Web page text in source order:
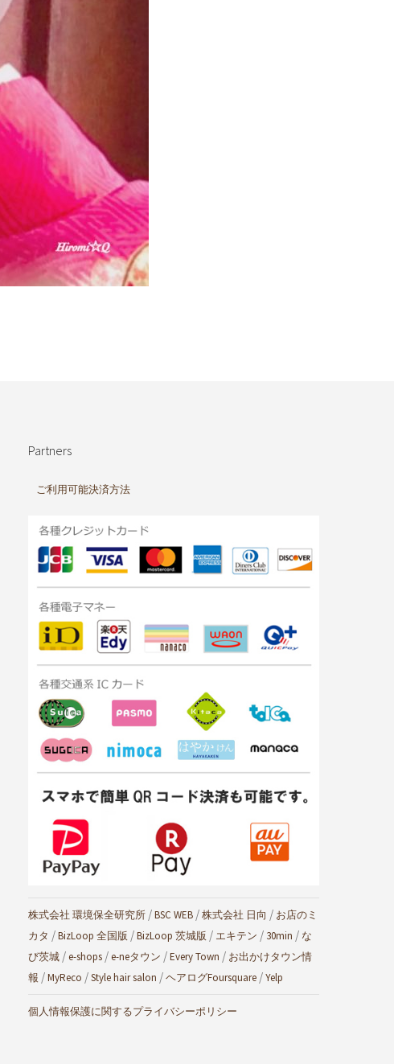
Partners
ご利用可能決済方法
株式会社 環境保全研究所/BSC WEB/株式会社 日向 / お店のミ
カタ /BizLoop 全国版 /BizLoop 茨城版 / エキテン / 30min / な
び茨城/e-shops/e-neタウン /Every Town / お出かけタウン情
報 /MyReco /Style hair salon /ヘアログFoursquare/Yelp
個人情報保護に関するプライバシーポリシー